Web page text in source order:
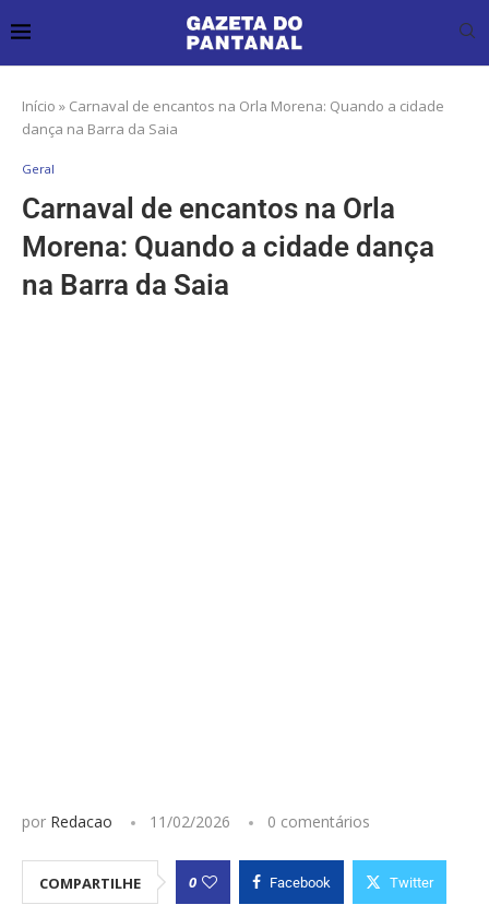
Início » Carnaval de encantos na Orla Morena: Quando a cidade
dança na Barra da Saia
Geral
Carnaval de encantos na Orla
Morena: Quando a cidade dança
na Barra da Saia
por Redacao 11/02/2026 0 comentários
COMPARTILHE 0 Facebook Twitter